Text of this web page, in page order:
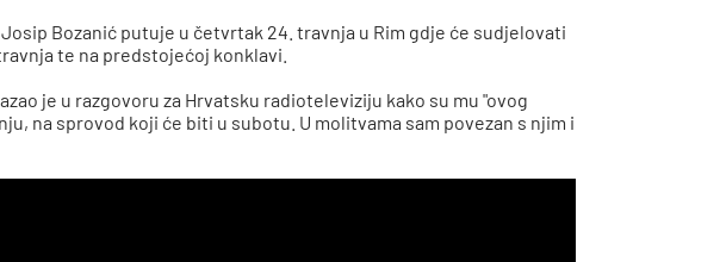
Bozanić putuje u četvrtak 24. travnja u Rim gdje će sudjelovati
te na predstojećoj konklavi.
je u razgovoru za Hrvatsku radioteleviziju kako su mu "ovog
na sprovod koji će biti u subotu. U molitvama sam povezan s njim i